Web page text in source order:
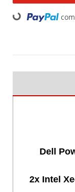
Dell
2x Intel